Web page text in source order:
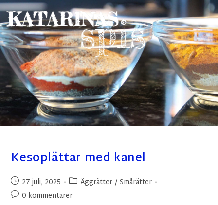
Kesoplättar med kanel
27 juli, 2025 Äggrätter / Smårätter
0 kommentarer